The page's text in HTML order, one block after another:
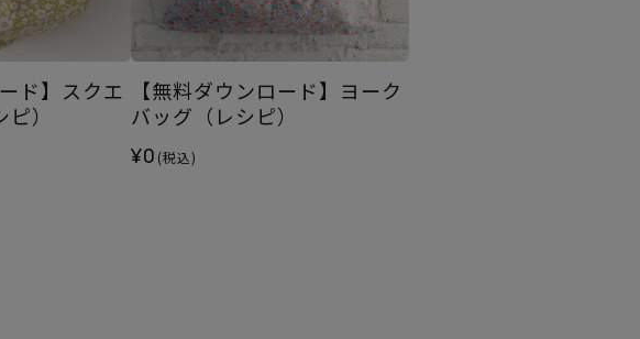
ド】スクエ
）
【無料ダウンロード】ヨーク
バッグ（レシピ）
¥0 (税込)